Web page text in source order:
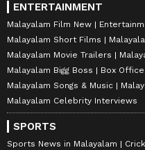
ENTERTAINMENT
Malayalam Film New
Malayalam Short Films
Malayalam Movie Trailers
Malayalam Bigg Boss
Box
Malayalam Songs & Music
Malayalam Celebrity Interviews
SPORTS
Sports News in Malayalam